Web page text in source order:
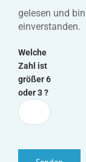
gelesen und
einverstanden.
Welche
Zahl ist
größer 6
oder 3 ?